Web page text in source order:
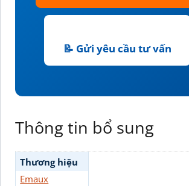
📝 Gửi yêu cầu tư vấn
Thông tin bổ sung
Thương hiệu
Emaux